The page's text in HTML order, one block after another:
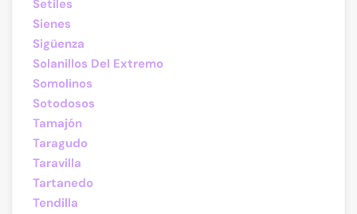
Setiles
Sienes
Sigüenza
Solanillos Del Extremo
Somolinos
Sotodosos
Tamajón
Taragudo
Taravilla
Tartanedo
Tendilla